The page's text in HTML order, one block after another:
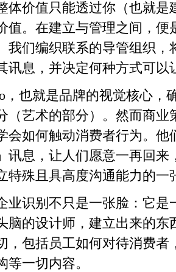
价值只能透过你（也就是
值。在建立与管理之间，
我们编织联系的导管组织
讯息，并决定何种方式可以
就是品牌的视觉核心，
（艺术的部分）。然而商
会如何触动消费者行为。
讯息，让人们愿意一再回
特殊且具高度沟通能力的一
识别不只是一张脸：它是
脑的设计师，建立出来的
，包括员工如何对待消费
等一切内容。